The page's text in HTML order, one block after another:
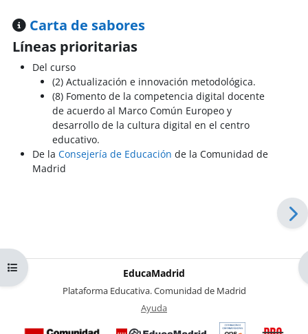
Abrir índice del curso
Carta de sabores
Líneas prioritarias
Del curso
(2) Actualización e innovación metodológica.
(8) Fomento de la competencia digital docente
de acuerdo al Marco Común Europeo y
desarrollo de la cultura digital en el centro
educativo.
De la Consejería de Educación de la Comunidad de
Madrid
EducaMadrid
Plataforma Educativa. Comunidad de Madrid
Ayuda
Certificación